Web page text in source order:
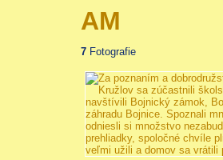
AM
7 Fotografie